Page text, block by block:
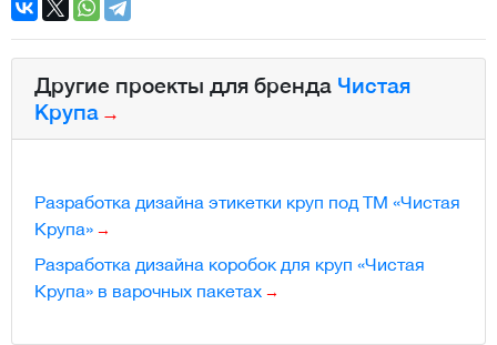
Другие проекты для бренда Чистая
Крупа
Разработка дизайна этикетки круп под ТМ «Чистая
Крупа»
Разработка дизайна коробок для круп «Чистая
Крупа» в варочных пакетах